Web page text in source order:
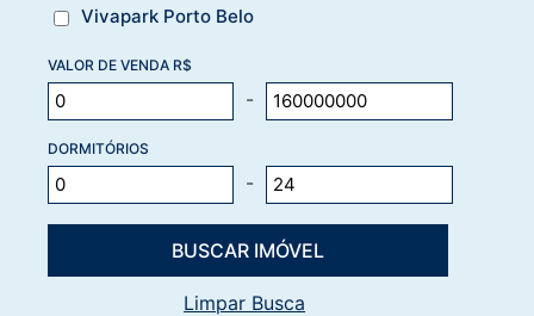
Vivapark Porto Belo
VALOR DE VENDA R$
-
DORMITÓRIOS
-
Limpar Busca